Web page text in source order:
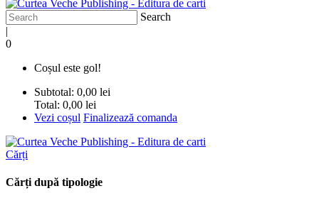
Search
|
0
Coșul este gol!
Subtotal: 0,00 lei
Total: 0,00 lei
Vezi coșul Finalizează comanda
Cărți
Cărți după tipologie